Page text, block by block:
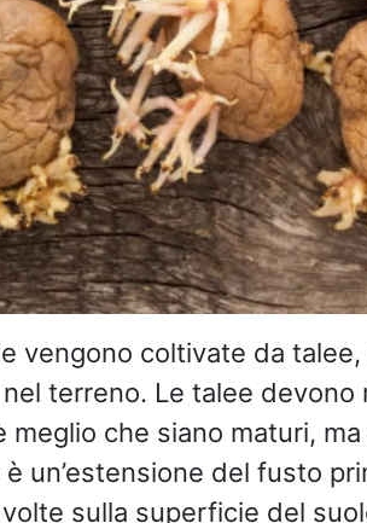
vengono coltivate da
terreno. Le talee devono
meglio che siano maturi,
un’estensione del fusto
sulla superficie del